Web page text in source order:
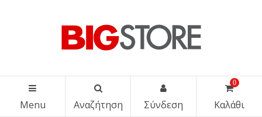
Menu Αναζήτηση Σύνδεση
0
Καλάθι